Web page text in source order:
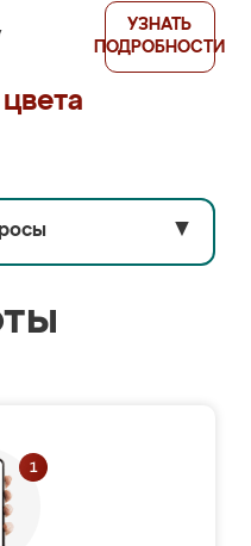
УЗНАТЬ
ПОДРОБНОСТИ
▼